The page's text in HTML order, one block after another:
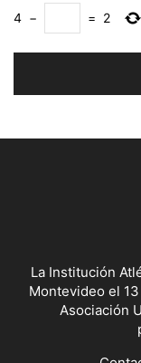
4 − = 2
La Institución
Montevideo el
Asociación